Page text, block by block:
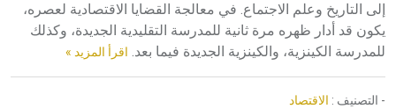
إلى التاريخ وعلم الاجتماع. في معالجة القضايا الاقتصادية لعصره،
يكون قد أدار ظهره مرة ثانية للمدرسة التقليدية الجديدة، وكذلك
للمدرسة الكينزية، والكينزية الجديدة فيما بعد. اقرأ المزيد »
- التصنيف : الاقتصاد